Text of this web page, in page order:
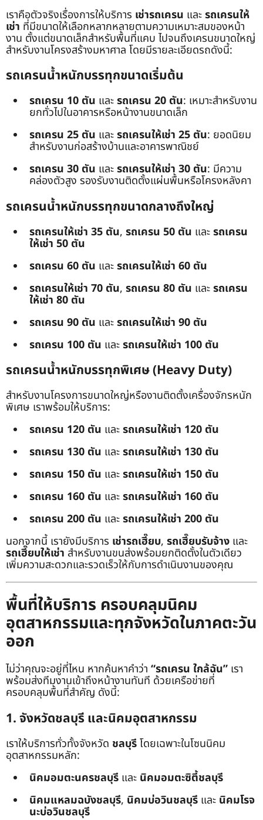
เราคือตัวจริงเรื่องการให้บริการ เช่ารถเครน และรถเครนให้
เช่า ที่มีขนาดให้เลือกหลากหลายตามความเหมาะสมของหน้า
งาน ตั้งแต่ขนาดเล็กสำหรับพื้นที่แคบ ไปจนถึงเครนขนาดใหญ่
สำหรับงานโครงสร้างมหาศาล โดยมีรายละเอียดรถดังนี้:
รถเครนน้ำหนักบรรทุกขนาดเริ่มต้น
รถเครน 10 ตัน และรถเครน 20 ตัน: เหมาะสำหรับงาน
ยกทั่วไปในอาคารหรือหน้างานขนาดเล็ก
รถเครน 25 ตัน และรถเครนให้เช่า 25 ตัน: ยอดนิยม
สำหรับงานก่อสร้างบ้านและอาคารพาณิชย์
รถเครน 30 ตัน และรถเครนให้เช่า 30 ตัน: มีความ
คล่องตัวสูง รองรับงานติดตั้งแผ่นพื้นหรือโครงหลังคา
รถเครนน้ำหนักบรรทุกขนาดกลางถึงใหญ่
รถเครนให้เช่า 35 ตัน, รถเครน 50 ตัน และรถเครน
ให้เช่า 50 ตัน
รถเครน 60 ตัน และรถเครนให้เช่า 60 ตัน
รถเครนให้เช่า 70 ตัน, รถเครน 80 ตัน และรถเครน
ให้เช่า 80 ตัน
รถเครน 90 ตัน และรถเครนให้เช่า 90 ตัน
รถเครน 100 ตัน และรถเครนให้เช่า 100 ตัน
รถเครนน้ำหนักบรรทุกพิเศษ (Heavy Duty)
สำหรับงานโครงการขนาดใหญ่หรืองานติดตั้งเครื่องจักรหนัก
พิเศษ เราพร้อมให้บริการ:
รถเครน 120 ตัน และรถเครนให้เช่า 120 ตัน
รถเครน 130 ตัน และรถเครนให้เช่า 130 ตัน
รถเครน 150 ตัน และรถเครนให้เช่า 150 ตัน
รถเครน 160 ตัน และรถเครนให้เช่า 160 ตัน
รถเครน 200 ตัน และรถเครนให้เช่า 200 ตัน
นอกจากนี้ เรายังมีบริการ เช่ารถเฮี๊ยบ, รถเฮี๊ยบรับจ้าง และ
รถเฮี๊ยบให้เช่า สำหรับงานขนส่งพร้อมยกติดตั้งในตัวเดียว
เพิ่มความสะดวกและรวดเร็วให้กับการดำเนินงานของคุณ
พื้นที่ให้บริการ ครอบคลุมนิคม
อุตสาหกรรมและทุกจังหวัดในภาคตะวัน
ออก
ไม่ว่าคุณจะอยู่ที่ไหน หากค้นหาคำว่า “รถเครน ใกล้ฉัน” เรา
พร้อมส่งทีมงานเข้าถึงหน้างานทันที ด้วยเครือข่ายที่
ครอบคลุมพื้นที่สำคัญ ดังนี้:
1. จังหวัดชลบุรี และนิคมอุตสาหกรรม
เราให้บริการทั่วทั้งจังหวัด ชลบุรีโดยเฉพาะในโซนนิคม
อุตสาหกรรมหลัก:
นิคมอมตะนครชลบุรี และ นิคมอมตะซิตี้ชลบุรี
นิคมแหลมฉบังชลบุรี, นิคมบ่อวินชลบุรี และ นิคมโรจ
นะบ่อวินชลบุรี